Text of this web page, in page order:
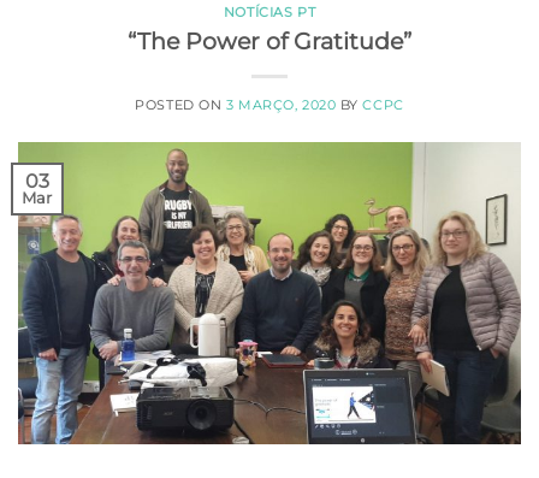
NOTÍCIAS PT
“The Power of Gratitude”
POSTED ON 3 MARÇO, 2020 BYCCPC
03
Mar